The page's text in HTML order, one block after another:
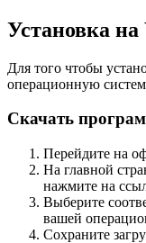
Установка на
Для того чтобы
операционную
Скачать
Перейдите на
На главной
нажмите на
Выберите
вашей
Сохраните